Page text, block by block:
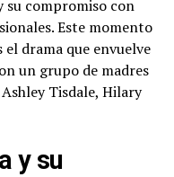
su compromiso con
Este momento
drama que envuelve
un grupo de madres
Tisdale, Hilary
y su